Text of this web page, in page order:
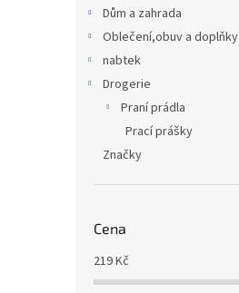
Dům a zahrada
Oblečení,obuv a doplňky
nabtek
Drogerie
Praní prádla
Prací prášky
Značky
Cena
219Kč